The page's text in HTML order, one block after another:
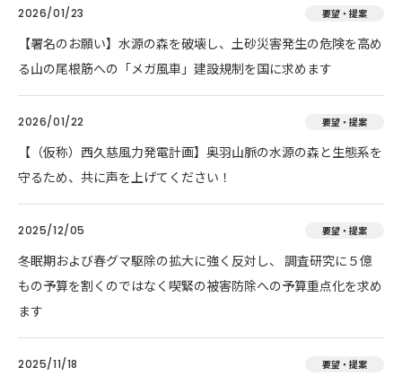
2026/01/23 要望・提案
【署名のお願い】水源の森を破壊し、土砂災害発生の危険を高め
る山の尾根筋への「メガ風車」建設規制を国に求めます
2026/01/22 要望・提案
【（仮称）西久慈風力発電計画】奥羽山脈の水源の森と生態系を
守るため、共に声を上げてください！
2025/12/05 要望・提案
冬眠期および春グマ駆除の拡大に強く反対し、 調査研究に５億
もの予算を割くのではなく喫緊の被害防除への予算重点化を求め
ます
2025/11/18 要望・提案